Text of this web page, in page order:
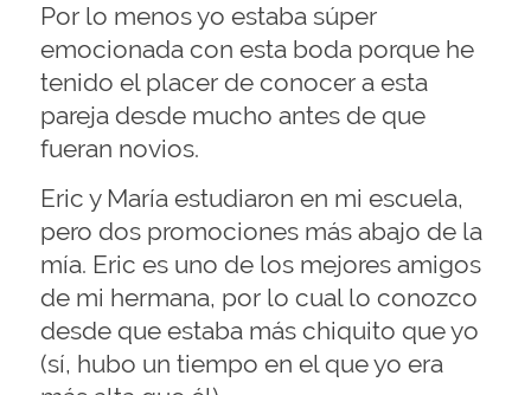
Por lo menos yo estaba súper
emocionada con esta boda porque he
tenido el placer de conocer a esta
pareja desde mucho antes de que
fueran novios.
Eric y María estudiaron en mi escuela,
pero dos promociones más abajo de la
mía. Eric es uno de los mejores amigos
de mi hermana, por lo cual lo conozco
desde que estaba más chiquito que yo
(sí, hubo un tiempo en el que yo era